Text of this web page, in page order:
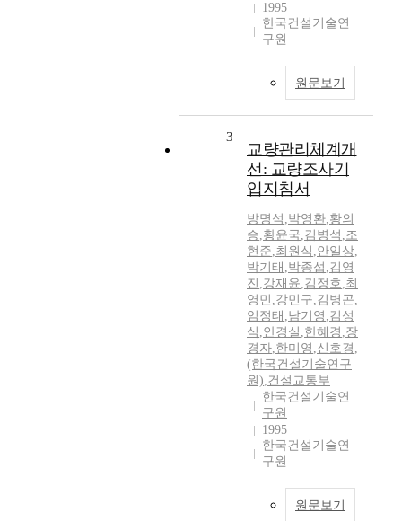
1995
한국건설기술연
구원
원문보기
3
교량관리체계개
선: 교량조사기
입지침서
방명석 ,박영환,황의
승,황윤국,김병석 ,조
현준,최원식 ,안일상,
박기태 ,박종섭 ,김영
진 ,강재윤,김정호,최
영민 ,강민구,김병곤,
임정태 ,남기영 ,김성
식 ,안경실 ,한혜경 ,장
경자,한미영 ,신호경 ,
(한국건설기술연구
원),건설교통부
한국건설기술연
구원
1995
한국건설기술연
구원
원문보기